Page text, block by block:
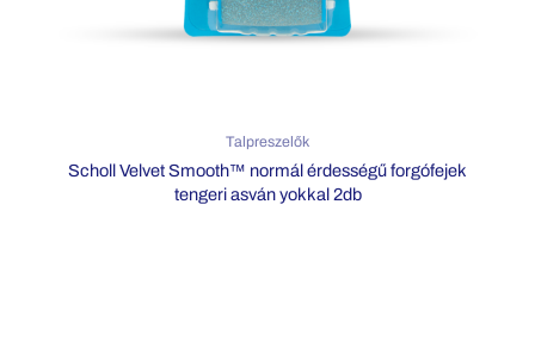
Talpreszelők
Scholl Velvet Smooth™ normál érdességű forgófejek
tengeri asván yokkal 2db